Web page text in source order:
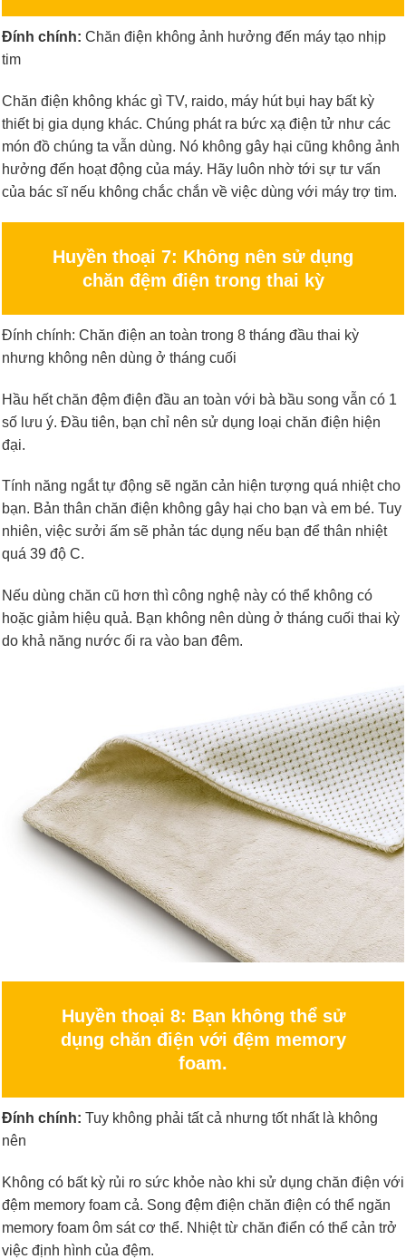
Đính chính: Chăn điện không ảnh hưởng đến máy tạo nhịp
tim
Chăn điện không khác gì TV, raido, máy hút bụi hay bất kỳ
thiết bị gia dụng khác. Chúng phát ra bức xạ điện tử như các
món đồ chúng ta vẫn dùng. Nó không gây hại cũng không ảnh
hưởng đến hoạt động của máy. Hãy luôn nhờ tới sự tư vấn
của bác sĩ nếu không chắc chắn về việc dùng với máy trợ tim.
Huyền thoại 7: Không nên sử dụng
chăn đệm điện trong thai kỳ
Đính chính: Chăn điện an toàn trong 8 tháng đầu thai kỳ
nhưng không nên dùng ở tháng cuối
Hầu hết chăn đệm điện đầu an toàn với bà bầu song vẫn có 1
số lưu ý. Đầu tiên, bạn chỉ nên sử dụng loại chăn điện hiện
đại.
Tính năng ngắt tự động sẽ ngăn cản hiện tượng quá nhiệt cho
bạn. Bản thân chăn điện không gây hại cho bạn và em bé. Tuy
nhiên, việc sưởi ấm sẽ phản tác dụng nếu bạn để thân nhiệt
quá 39 độ C.
Nếu dùng chăn cũ hơn thì công nghệ này có thể không có
hoặc giảm hiệu quả. Bạn không nên dùng ở tháng cuối thai kỳ
do khả năng nước ối ra vào ban đêm.
Huyền thoại 8: Bạn không thể sử
dụng chăn điện với đệm memory
foam.
Đính chính: Tuy không phải tất cả nhưng tốt nhất là không
nên
Không có bất kỳ rủi ro sức khỏe nào khi sử dụng chăn điện với
đệm memory foam cả. Song đệm điện chăn điện có thể ngăn
memory foam ôm sát cơ thể. Nhiệt từ chăn điển có thể cản trở
việc định hình của đệm.